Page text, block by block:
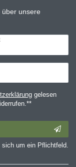
unsere
gelesen
um ein Pflichtfeld.